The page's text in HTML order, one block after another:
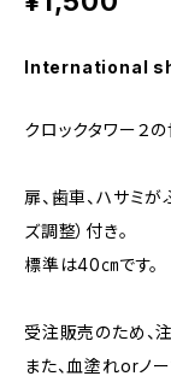
International
クロックタワー２
扉、歯車、ハサミが
ズ調整）付き。
標準は40㎝です。
受注販売のため、
また、血塗れorノ